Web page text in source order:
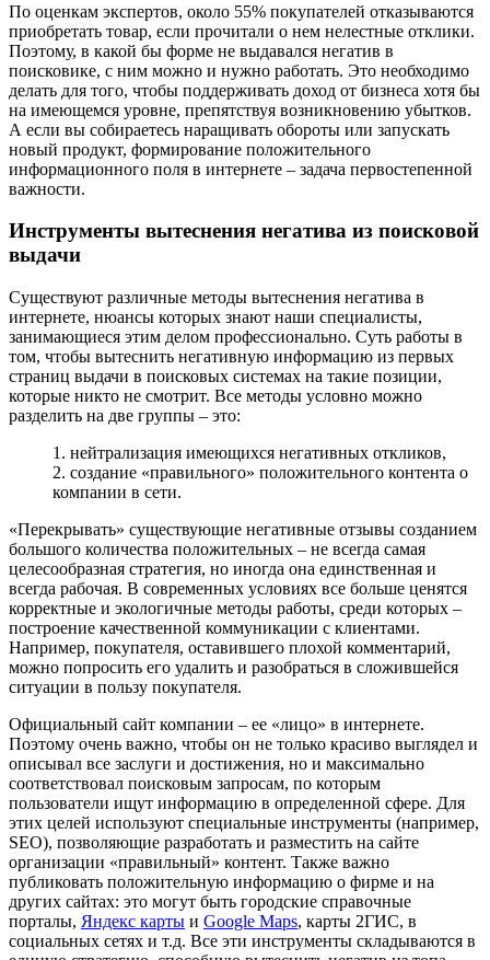
По оценкам экспертов, около 55% покупателей отказываются
приобретать товар, если прочитали о нем нелестные отклики.
Поэтому, в какой бы форме не выдавался негатив в
поисковике, с ним можно и нужно работать. Это необходимо
делать для того, чтобы поддерживать доход от бизнеса хотя бы
на имеющемся уровне, препятствуя возникновению убытков.
А если вы собираетесь наращивать обороты или запускать
новый продукт, формирование положительного
информационного поля в интернете – задача первостепенной
важности.
Инструменты вытеснения негатива из поисковой
выдачи
Существуют различные методы вытеснения негатива в
интернете, нюансы которых знают наши специалисты,
занимающиеся этим делом профессионально. Суть работы в
том, чтобы вытеснить негативную информацию из первых
страниц выдачи в поисковых системах на такие позиции,
которые никто не смотрит. Все методы условно можно
разделить на две группы – это:
нейтрализация имеющихся негативных откликов,
создание «правильного» положительного контента о
компании в сети.
«Перекрывать» существующие негативные отзывы созданием
большого количества положительных – не всегда самая
целесообразная стратегия, но иногда она единственная и
всегда рабочая. В современных условиях все больше ценятся
корректные и экологичные методы работы, среди которых –
построение качественной коммуникации с клиентами.
Например, покупателя, оставившего плохой комментарий,
можно попросить его удалить и разобраться в сложившейся
ситуации в пользу покупателя.
Официальный сайт компании – ее «лицо» в интернете.
Поэтому очень важно, чтобы он не только красиво выглядел и
описывал все заслуги и достижения, но и максимально
соответствовал поисковым запросам, по которым
пользователи ищут информацию в определенной сфере. Для
этих целей используют специальные инструменты (например,
SEO), позволяющие разработать и разместить на сайте
организации «правильный» контент. Также важно
публиковать положительную информацию о фирме и на
других сайтах: это могут быть городские справочные
порталы, Яндекс карты и Google Maps, карты 2ГИС, в
социальных сетях и т.д. Все эти инструменты складываются в